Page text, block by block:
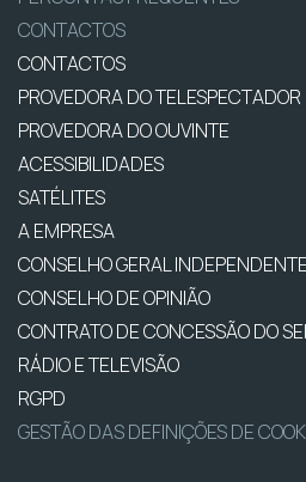
CONTACTOS
CONTACTOS
PROVEDORA DO TELESPECTADOR
PROVEDORA DO OUVINTE
ACESSIBILIDADES
SATÉLITES
A EMPRESA
CONSELHO GERAL
CONSELHO DE OPINIÃO
CONTRATO DE CONCESSÃO DO
RÁDIO E TELEVISÃO
RGPD
GESTÃO DAS DEFINIÇÕES DE